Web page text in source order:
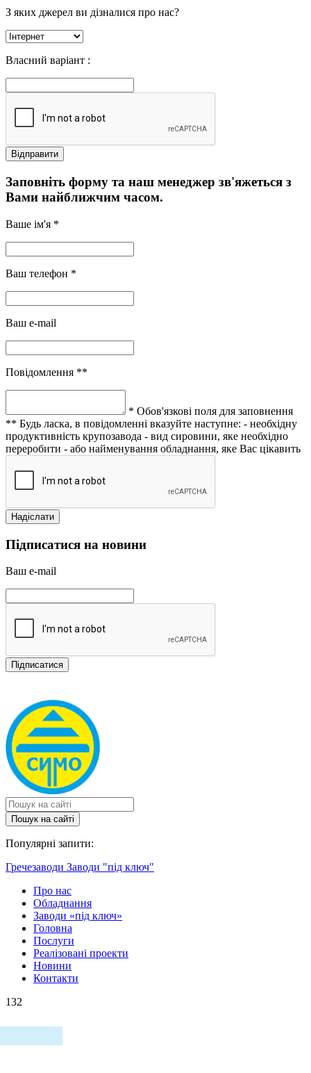
З яких джерел ви дізналися про нас?
Власний варіант :
Заповніть форму та наш менеджер зв'яжеться з
Вами найближчим часом.
Ваше ім'я *
Ваш телефон *
Ваш e-mail
Повідомлення **
* Обов'язкові поля для заповнення
** Будь ласка, в повідомленні вказуйте наступне: - необхідну
продуктивність крупозавода - вид сировини, яке необхідно
переробити - або найменування обладнання, яке Вас цікавить
Підписатися на новини
Ваш e-mail
Пошук на сайтi
Популярні запити:
Гречезаводи Заводи "під ключ"
Про нас
Обладнання
Заводи «під ключ»
Головна
Послуги
Реалізовані проекти
Новини
Контакти
132